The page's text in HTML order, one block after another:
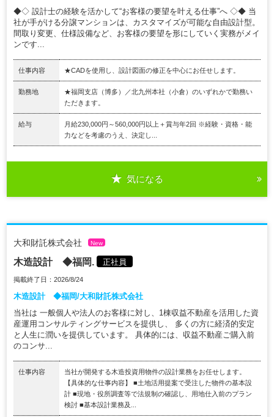
◆◇ 設計士の経験を活かして“お客様の要望を叶える仕事”へ ◇◆ 当
社が手がける分譲マンションは、カスタマイズが可能な自由設計型。
間取り変更、仕様設備など、お客様の要望を形にしていく実務がメイ
ンです...
仕事内容 ★CADを使用し、設計図面の修正を中心にお任せします。
勤務地
★福岡支店（博多）／北九州本社（小倉）のいずれかで勤務い
ただきます。
給与
月給230,000円～560,000円以上＋賞与年2回 ※経験・資格・能
力などを考慮のうえ、決定し...
気になる
大和財託株式会社 New
木造設計 ◆福岡. 正社員
掲載終了日：2026/8/24
木造設計 ◆福岡/大和財託株式会社
当社は 一般個人や法人のお客様に対し、1棟収益不動産を活用した資
産運用コンサルティングサービスを提供し、 多くの方に経済的安定
と人生に潤いを提供しています。 具体的には、収益不動産ご購入前
のコンサ...
仕事内容
当社が開発する木造投資用物件の設計業務をお任せします。
【具体的な仕事内容】 ■土地活用提案で受注した物件の基本設
計 ■現地・役所調査等で法規制の確認し、用地仕入前のプラン
検討 ■基本設計業務及...